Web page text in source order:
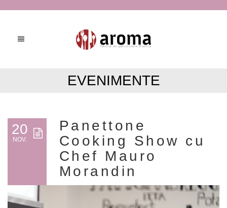
EVENIMENTE
20
NOV.
Panettone
Cooking Show cu
Chef Mauro
Morandin